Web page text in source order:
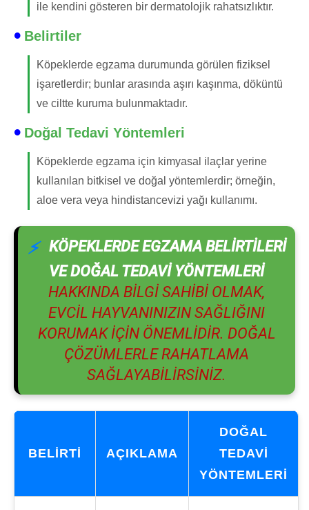
ile kendini gösteren bir dermatolojik rahatsızlıktır.
Belirtiler
Köpeklerde egzama durumunda görülen fiziksel
işaretlerdir; bunlar arasında aşırı kaşınma, döküntü
ve ciltte kuruma bulunmaktadır.
Doğal Tedavi Yöntemleri
Köpeklerde egzama için kimyasal ilaçlar yerine
kullanılan bitkisel ve doğal yöntemlerdir; örneğin,
aloe vera veya hindistancevizi yağı kullanımı.
KÖPEKLERDE EGZAMA BELIRTILERI
VE DOĞAL TEDAVI YÖNTEMLERI
HAKKINDA BILGI SAHIBI OLMAK,
EVCIL HAYVANINIZIN SAĞLIĞINI
KORUMAK IÇIN ÖNEMLIDIR. DOĞAL
ÇÖZÜMLERLE RAHATLAMA
SAĞLAYABILIRSINIZ.
BELIRTI AÇIKLAMA
DOĞAL
TEDAVI
YÖNTEMLERI